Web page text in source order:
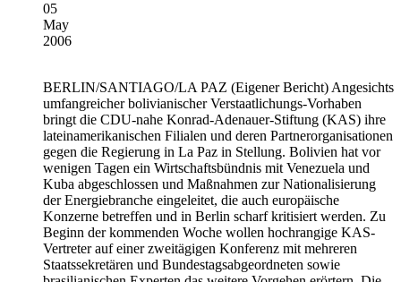
05
May
2006
BERLIN/SANTIAGO/LA PAZ (Eigener Bericht) Angesichts
umfangreicher bolivianischer Verstaatlichungs-Vorhaben
bringt die CDU-nahe Konrad-Adenauer-Stiftung (KAS) ihre
lateinamerikanischen Filialen und deren Partnerorganisationen
gegen die Regierung in La Paz in Stellung. Bolivien hat vor
wenigen Tagen ein Wirtschaftsbündnis mit Venezuela und
Kuba abgeschlossen und Maßnahmen zur Nationalisierung
der Energiebranche eingeleitet, die auch europäische
Konzerne betreffen und in Berlin scharf kritisiert werden. Zu
Beginn der kommenden Woche wollen hochrangige KAS-
Vertreter auf einer zweitägigen Konferenz mit mehreren
Staatssekretären und Bundestagsabgeordneten sowie